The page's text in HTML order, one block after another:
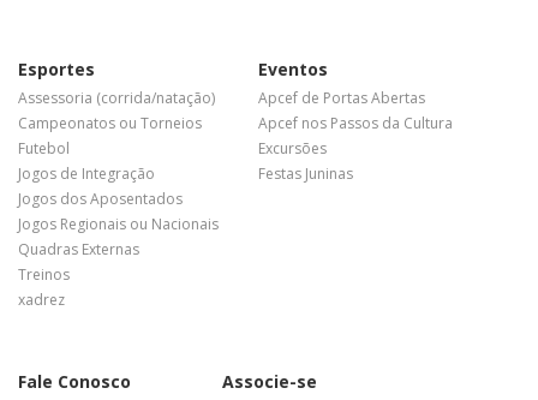
Esportes
Assessoria (corrida/natação)
Campeonatos ou Torneios
Futebol
Jogos de Integração
Jogos dos Aposentados
Jogos Regionais ou Nacionais
Quadras Externas
Treinos
xadrez
Eventos
Apcef de Portas Abertas
Apcef nos Passos da Cultura
Excursões
Festas Juninas
Fale Conosco Associe-se